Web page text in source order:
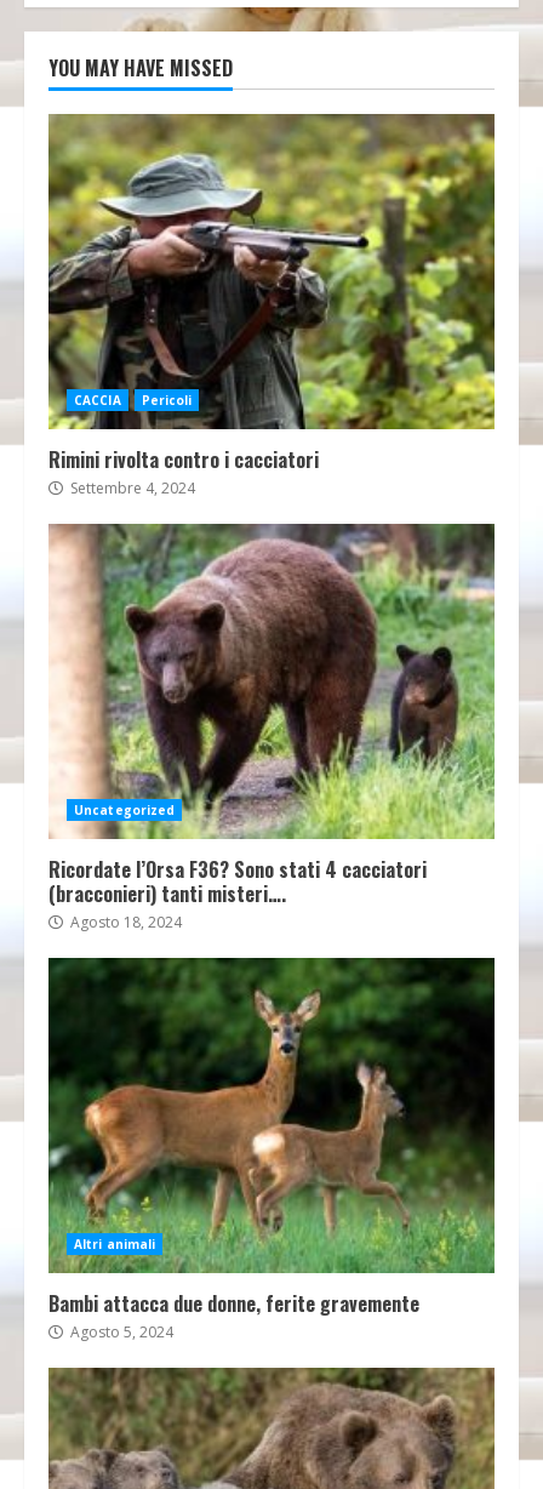
YOU MAY HAVE MISSED
CACCIA Pericoli
Rimini rivolta contro i cacciatori
Settembre 4, 2024
Uncategorized
Ricordate l’Orsa F36? Sono stati 4 cacciatori
(bracconieri) tanti misteri….
Agosto 18, 2024
Altri animali
Bambi attacca due donne, ferite gravemente
Agosto 5, 2024